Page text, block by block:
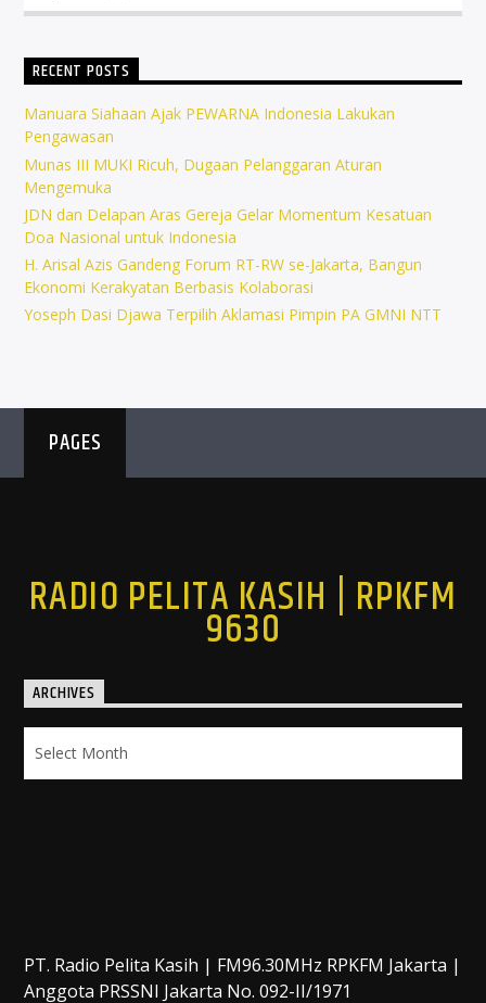
RECENT POSTS
Manuara Siahaan Ajak PEWARNA Indonesia Lakukan
Pengawasan
Munas III MUKI Ricuh, Dugaan Pelanggaran Aturan
Mengemuka
JDN dan Delapan Aras Gereja Gelar Momentum Kesatuan
Doa Nasional untuk Indonesia
H. Arisal Azis Gandeng Forum RT-RW se-Jakarta, Bangun
Ekonomi Kerakyatan Berbasis Kolaborasi
Yoseph Dasi Djawa Terpilih Aklamasi Pimpin PA GMNI NTT
PAGES
RADIO PELITA KASIH | RPKFM
9630
ARCHIVES
PT. Radio Pelita Kasih | FM96.30MHz RPKFM Jakarta |
Anggota PRSSNI Jakarta No. 092-II/1971